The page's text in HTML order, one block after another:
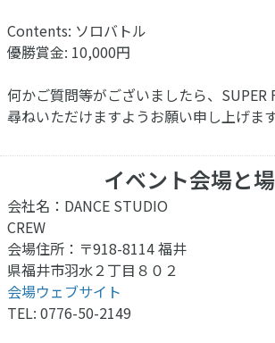
Contents: ソロバトル
優勝賞金: 10,000円
何かご質問等がございましたら、SUPER
尋ねいただけますようお願い申し上げます
イベント会場と
会社名：DANCE STUDIO
CREW
会場住所：〒918-8114 福井
県福井市羽水２丁目８０２
会場ウェブサイト
TEL: 0776-50-2149